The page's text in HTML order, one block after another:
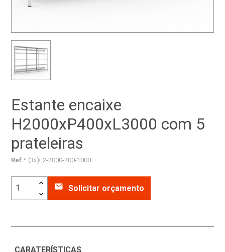
Estante encaixe
H2000xP400xL3000 com 5
prateleiras
Ref.ª (3x)E2-2000-400-1000
email Solicitar orçamento
CARATERÍSTICAS